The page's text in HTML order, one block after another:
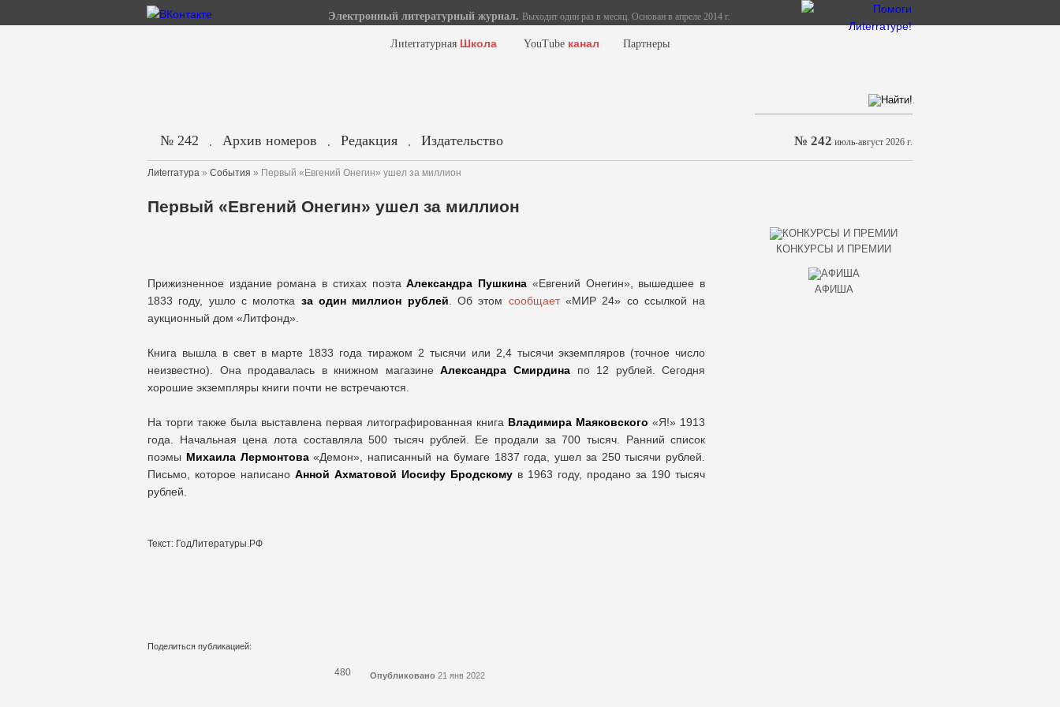
Электронный литературный журнал. Выходит один раз в месяц. Основан в апреле 2014 г.
Лиterraтурная Школа YouTube канал Партнеры
№ 242 . Архив номеров . Редакция . Издательство № 242 июль-август 2026 г.
Лиterraтура » События » Первый «Евгений Онегин» ушел за миллион
Первый «Евгений Онегин» ушел за миллион
Прижизненное издание романа в стихах поэтаАлександра Пушкина «Евгений Онегин», вышедшее в
1833 году, ушло с молотка за один миллион рублей . Об этом сообщает«МИР 24» со ссылкой на
аукционный дом «Литфонд».
Книга вышла в свет в марте 1833 года тиражом 2 тысячи или 2,4 тысячи экземпляров (точное число
неизвестно). Она продавалась в книжном магазинеАлександра Смирдина по 12 рублей. Сегодня
хорошие экземпляры книги почти не встречаются.
На торги также была выставлена первая литографированная книга Владимира Маяковского «Я!» 1913
года. Начальная цена лота составляла 500 тысяч рублей. Ее продали за 700 тысяч. Ранний список
поэмы Михаила Лермонтова«Демон», написанный на бумаге 1837 года, ушел за 250 тысячи рублей.
Письмо, которое написаноАнной Ахматовой Иосифу Бродскому в 1963 году, продано за 190 тысяч
рублей.
Текст: ГодЛитературы.РФ
Поделиться публикацией:
480 Опубликовано 21 янв 2022
КОНКУРСЫ И ПРЕМИИ
АФИША